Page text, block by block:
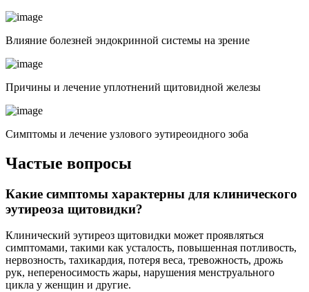
Влияние болезней эндокринной системы на зрение
Причины и лечение уплотнений щитовидной железы
Симптомы и лечение узлового эутиреоидного зоба
Частые вопросы
Какие симптомы характерны для клинического
эутиреоза щитовидки?
Клинический эутиреоз щитовидки может проявляться
симптомами, такими как усталость, повышенная потливость,
нервозность, тахикардия, потеря веса, тревожность, дрожь
рук, непереносимость жары, нарушения менструального
цикла у женщин и другие.